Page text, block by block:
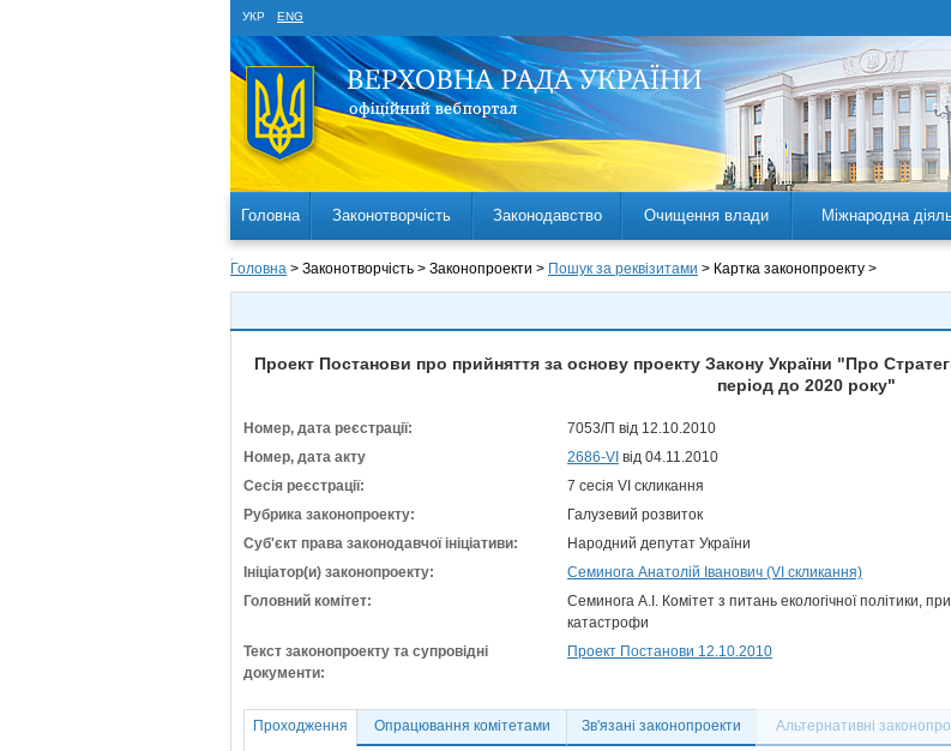
УКР ENG
Головна Законотворчість Законодавство Очищення влади Міжнародна
Головна > Законотворчість > Законопроекти > Пошук за реквізитами > Картка законопроекту >
Проект Постанови про прийняття за основу проекту Закону України "Про
період до 2020 року"
Номер, дата реєстрації:
7053/П від 12.10.2010
Номер, дата акту
2686-VI від 04.11.2010
Сесія реєстрації:
7 сесія VI скликання
Рубрика законопроекту:
Галузевий розвиток
Суб'єкт права законодавчої ініціативи:
Народний депутат України
Ініціатор(и) законопроекту:
Семинога Анатолій Іванович (VI скликання)
Головний комітет:
Семинога А.І. Комітет з питань екологічної політики,
катастрофи
Текст законопроекту та супровідні
документи:
Проект Постанови 12.10.2010
Проходження Опрацювання комітетами Зв'язані законопроекти Альтернативні